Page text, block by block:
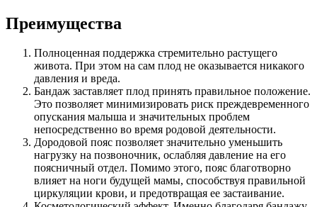
Преимущества
Полноценная поддержка стремительно растущего
живота. При этом на сам плод не оказывается никакого
давления и вреда.
Бандаж заставляет плод принять правильное положение.
Это позволяет минимизировать риск преждевременного
опускания малыша и значительных проблем
непосредственно во время родовой деятельности.
Дородовой пояс позволяет значительно уменьшить
нагрузку на позвоночник, ослабляя давление на его
поясничный отдел. Помимо этого, пояс благотворно
влияет на ноги будущей мамы, способствуя правильной
циркуляции крови, и предотвращая ее застаивание.